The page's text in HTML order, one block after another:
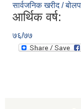
सार्वजनिक खरीद /
आर्थिक वर्ष:
७६/७७